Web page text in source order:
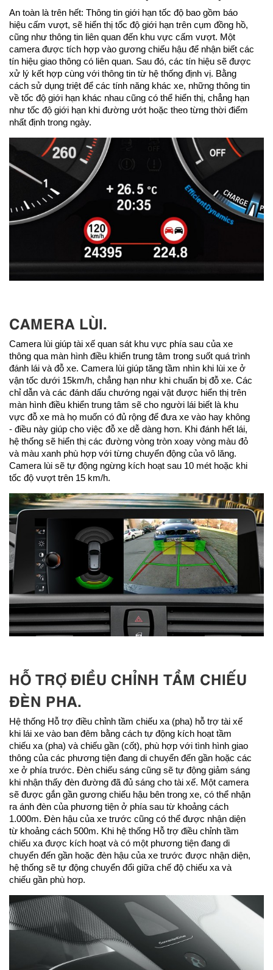
An toàn là trên hết: Thông tin giới hạn tốc độ bao gồm báo
hiệu cấm vượt, sẽ hiển thị tốc độ giới hạn trên cụm đồng hồ,
cũng như thông tin liên quan đến khu vực cấm vượt. Một
camera được tích hợp vào gương chiếu hậu để nhận biết các
tín hiệu giao thông có liên quan. Sau đó, các tín hiệu sẽ được
xử lý kết hợp cùng với thông tin từ hệ thống định vị. Bằng
cách sử dụng triệt để các tính năng khác xe, những thông tin
về tốc độ giới hạn khác nhau cũng có thể hiển thị, chẳng hạn
như tốc độ giới hạn khi đường ướt hoặc theo từng thời điểm
nhất định trong ngày.
CAMERA LÙI.
Camera lùi giúp tài xế quan sát khu vực phía sau của xe
thông qua màn hình điều khiển trung tâm trong suốt quá trình
đánh lái và đỗ xe. Camera lùi giúp tăng tầm nhìn khi lùi xe ở
vận tốc dưới 15km/h, chẳng hạn như khi chuẩn bị đỗ xe. Các
chỉ dẫn và các đánh dấu chướng ngại vật được hiển thị trên
màn hình điều khiển trung tâm sẽ cho người lái biết là khu
vực đỗ xe mà họ muốn có đủ rộng để đưa xe vào hay không
- điều này giúp cho việc đỗ xe dễ dàng hơn. Khi đánh hết lái,
hệ thống sẽ hiển thị các đường vòng tròn xoay vòng màu đỏ
và màu xanh phù hợp với từng chuyển động của vô lăng.
Camera lùi sẽ tự động ngừng kích hoạt sau 10 mét hoặc khi
tốc độ vượt trên 15 km/h.
HỖ TRỢ ĐIỀU CHỈNH TẦM CHIẾU
ĐÈN PHA.
Hệ thống Hỗ trợ điều chỉnh tầm chiếu xa (pha) hỗ trợ tài xế
khi lái xe vào ban đêm bằng cách tự động kích hoạt tầm
chiếu xa (pha) và chiếu gần (cốt), phù hợp với tình hình giao
thông của các phương tiện đang di chuyển đến gần hoặc các
xe ở phía trước. Đèn chiếu sáng cũng sẽ tự động giảm sáng
khi nhận thấy đèn đường đã đủ sáng cho tài xế. Một camera
sẽ được gắn gần gương chiếu hậu bên trong xe, có thể nhận
ra ánh đèn của phương tiện ở phía sau từ khoảng cách
1.000m. Đèn hậu của xe trước cũng có thể được nhận diện
từ khoảng cách 500m. Khi hệ thống Hỗ trợ điều chỉnh tầm
chiếu xa được kích hoạt và có một phương tiện đang di
chuyển đến gần hoặc đèn hậu của xe trước được nhận diện,
hệ thống sẽ tự động chuyển đổi giữa chế độ chiếu xa và
chiếu gần phù hơp.